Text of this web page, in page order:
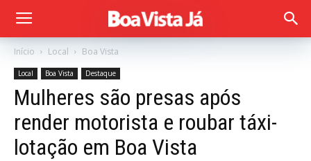
Início Local Boa Vista
Local Boa Vista Destaque
Mulheres são presas após
render motorista e roubar táxi-
lotação em Boa Vista